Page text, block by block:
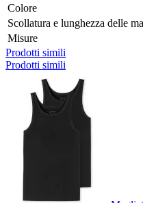
Colore
Scollatura e lunghezza delle
Misure
Prodotti simili
Prodotti simili